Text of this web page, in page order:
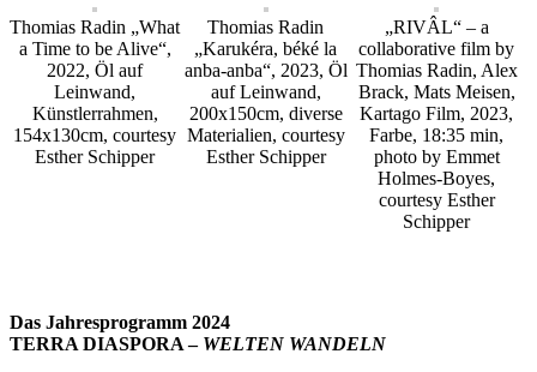
Thomias Radin „What
a Time to be Alive“,
2022, Öl auf
Leinwand,
Künstlerrahmen,
154x130cm, courtesy
Esther Schipper
Thomias Radin
„Karukéra, béké la
anba-anba“, 2023, Öl
auf Leinwand,
200x150cm, diverse
Materialien, courtesy
Esther Schipper
„RIVÂL“ – a
collaborative film by
Thomias Radin, Alex
Brack, Mats Meisen,
Kartago Film, 2023,
Farbe, 18:35 min,
photo by Emmet
Holmes-Boyes,
courtesy Esther
Schipper
Das Jahresprogramm 2024
TERRA DIASPORA – WELTEN WANDELN